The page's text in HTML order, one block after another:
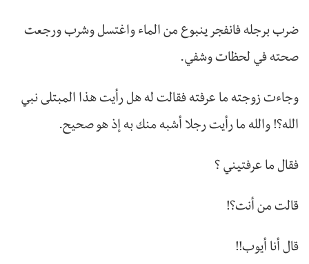
ضرب برجله فانفجر ينبوع من الماء واغتسل وشرب ورجعت
صحته في لحظات وشفي.
وجاءت زوجته ما عرفته فقالت له هل رأيت هذا المبتلى نبي
الله؟! والله ما رأيت رجلا أشبه منك به إذ هو صحيح.
فقال ما عرفتيني ؟
قالت من أنت؟!
قال أنا أيوب!!